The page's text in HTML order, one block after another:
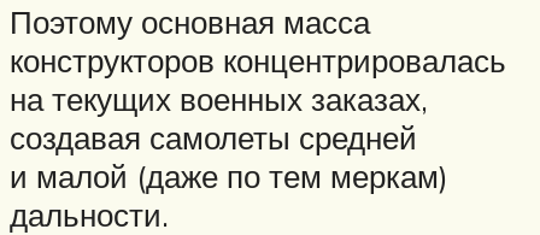
Поэтому основная масса
конструкторов концентрировалась
на текущих военных заказах,
создавая самолеты средней
и малой (даже по тем меркам)
дальности.